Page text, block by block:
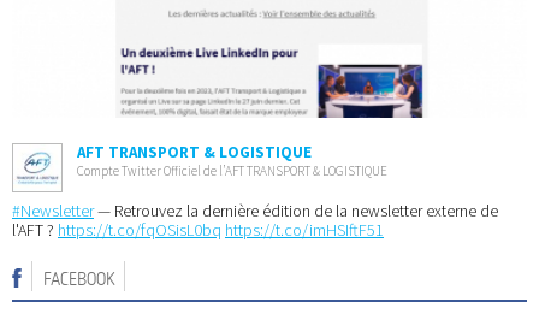
AFT TRANSPORT & LOGISTIQUE
Compte Twitter Officiel de l’AFT TRANSPORT & LOGISTIQUE
#Newsletter— Retrouvez la dernière édition de la newsletter externe de
l'AFT ? https://t.co/fqOSisL0bq https://t.co/imHSIftF51
FACEBOOK